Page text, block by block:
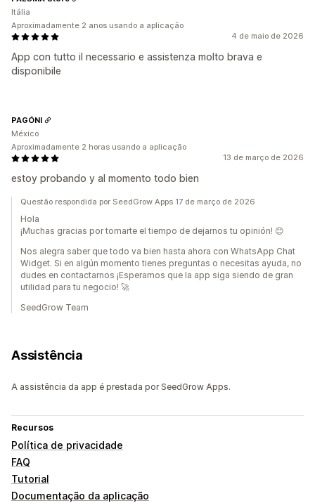
4 de maio de 2026
App con tutto il necessario e assistenza molto brava e
disponibile
Itália
Aproximadamente 2 anos usando a aplicação
13 de março de 2026
estoy probando y al momento todo bien
PAGÓNI
México
Aproximadamente 2 horas usando a aplicação
Questão respondida por SeedGrow Apps 17 de março de 2026
Hola
¡Muchas gracias por tomarte el tiempo de dejarnos tu opinión! 😊
Nos alegra saber que todo va bien hasta ahora con WhatsApp Chat
Widget. Si en algún momento tienes preguntas o necesitas ayuda, no
dudes en contactarnos ¡Esperamos que la app siga siendo de gran
utilidad para tu negocio! 🚀
SeedGrow Team
Assistência
A assistência da app é prestada por SeedGrow Apps.
Recursos
Política de privacidade
FAQ
Tutorial
Documentação da aplicação